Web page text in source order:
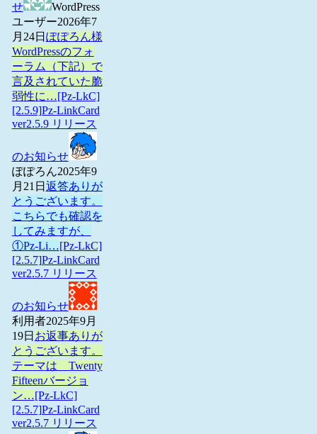
せ
WordPress
ユーザー2026年7
月24日 ぽぽろん様
WordPressのフォ
ーラム（下記）で
言及されていた脆
弱性に…[Pz-LkC]
[2.5.9]Pz-LinkCard
ver2.5.9 リリース
のお知らせ
ぽぽろん2025年9
月21日 返答ありが
とうございます。
こちらでも確認を
してみますが、
①Pz-Li…[Pz-LkC]
[2.5.7]Pz-LinkCard
ver2.5.7 リリース
のお知らせ
利用者2025年9月
19日 お返事ありが
とうございます。
テーマは Twenty
Fifteenバージョ
ン…[Pz-LkC]
[2.5.7]Pz-LinkCard
ver2.5.7 リリース